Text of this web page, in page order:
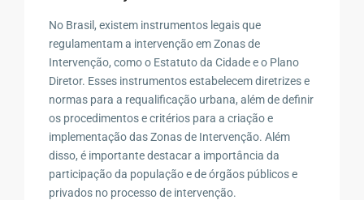
No Brasil, existem instrumentos legais que
regulamentam a intervenção em Zonas de
Intervenção, como o Estatuto da Cidade e o Plano
Diretor. Esses instrumentos estabelecem diretrizes e
normas para a requalificação urbana, além de definir
os procedimentos e critérios para a criação e
implementação das Zonas de Intervenção. Além
disso, é importante destacar a importância da
participação da população e de órgãos públicos e
privados no processo de intervenção.